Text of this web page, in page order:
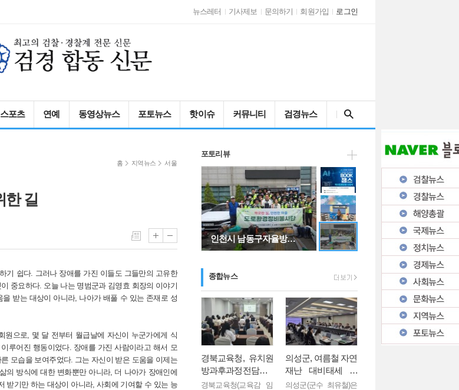
뉴스레터 기사제보 문의하기 회원가입 로그인
스포츠 연예 동영상뉴스 포토뉴스 핫이슈 커뮤니티 검경뉴스
홈 지역뉴스 서울
한 길
기 쉽다. 그러나 장애를 가진 이들도 그들만의 고유한
중요하다. 오늘 나는 명범군과 김영효 회장의 이야기
받는 대상이 아니라, 나아가 배풀 수 있는 존재로 성
원으로, 몇 달 전부터 월급날에 자신이 누군가에게 식
루어진 행동이었다. 장애를 가진 사람이라고 해서 모
모습을 보여주었다. 그는 자신이 받은 도움을 이제는
의 방식에 대한 변화뿐만 아니라, 더 나아가 장애인에
받기만 하는 대상이 아니라, 사회에 기여할 수 있는 능
포토리뷰
"아버지, 그 이름…
인천시 남동구자율방…
AI 시대와 문해력…
종합뉴스
경북교육청, 유치원
방과후과정전담사
역량 강화 연수 실시
경북교육청(교육감 임
의성군, 여름철 자연
재난 대비태세 점
검... 군민 안전 총력
의성군(군수 최유철)은